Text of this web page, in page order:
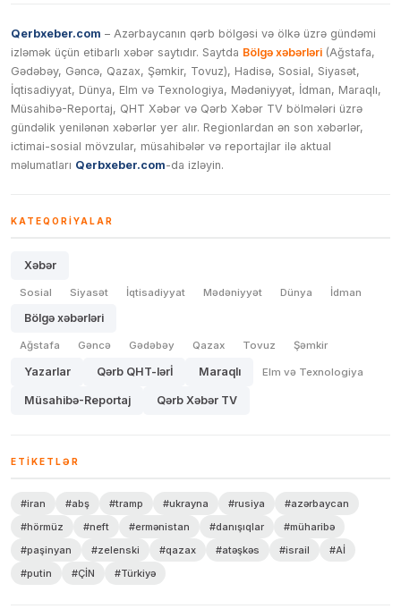
Qerbxeber.com – Azərbaycanın qərb bölgəsi və ölkə üzrə gündəmi
izləmək üçün etibarlı xəbər saytıdır. Saytda Bölgə xəbərləri (Ağstafa,
Gədəbəy, Gəncə, Qazax, Şəmkir, Tovuz), Hadisə, Sosial, Siyasət,
İqtisadiyyat, Dünya, Elm və Texnologiya, Mədəniyyət, İdman, Maraqlı,
Müsahibə-Reportaj, QHT Xəbər və Qərb Xəbər TV bölmələri üzrə
gündəlik yenilənən xəbərlər yer alır. Regionlardan ən son xəbərlər,
ictimai-sosial mövzular, müsahibələr və reportajlar ilə aktual
məlumatları Qerbxeber.com-da izləyin.
KATEQORIYALAR
Xəbər
Sosial Siyasət İqtisadiyyat Mədəniyyət Dünya İdman
Bölgə xəbərləri
Ağstafa Gəncə Gədəbəy Qazax Tovuz Şəmkir
Yazarlar Qərb QHT-lərİ Maraqlı Elm və Texnologiya
Müsahibə-Reportaj Qərb Xəbər TV
ETIKETLƏR
#iran #abş #tramp #ukrayna #rusiya
#azərbaycan
#hörmüz
#neft #ermənistan #danışıqlar
#müharibə
#paşinyan
#zelenski #qazax #atəşkəs #israil
#Aİ
#putin
#ÇİN #Türkiyə